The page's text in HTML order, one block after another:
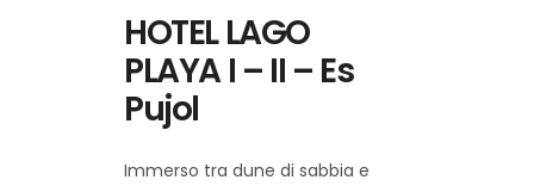
HOTEL LAGO
PLAYA I – II – Es
Pujol
Immerso tra dune di sabbia e